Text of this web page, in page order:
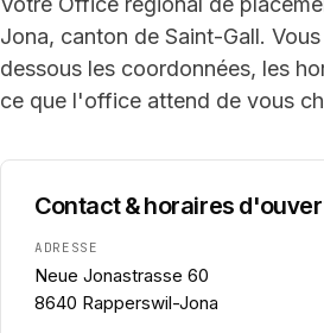
Jona, canton de Saint-Gall.
dessous les coordonnées, les
ce que l'office attend de vous
Contact & horaires
ADRESSE
Neue Jonastrasse 60
8640 Rapperswil-Jona